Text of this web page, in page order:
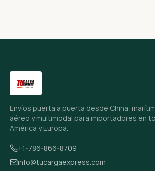
Envíos puerta a puerta desde China:
aéreo y multimodal para importadores en
América y Europa.
+1-786-866-8709
info@tucargaexpress.com